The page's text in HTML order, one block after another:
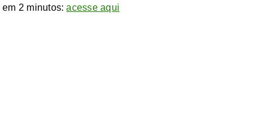
em 2 minutos:acesse aqui